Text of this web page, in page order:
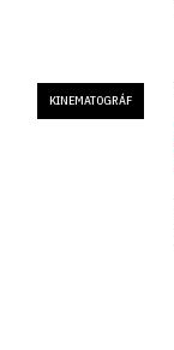
KINEMATOGRÁF